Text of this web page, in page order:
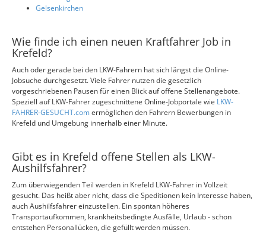
Gelsenkirchen
Wie finde ich einen neuen Kraftfahrer Job in
Krefeld?
Auch oder gerade bei den LKW-Fahrern hat sich längst die Online-
Jobsuche durchgesetzt. Viele Fahrer nutzen die gesetzlich
vorgeschriebenen Pausen für einen Blick auf offene Stellenangebote.
Speziell auf LKW-Fahrer zugeschnittene Online-Jobportale wie LKW-
FAHRER-GESUCHT.comermöglichen den Fahrern Bewerbungen in
Krefeld und Umgebung innerhalb einer Minute.
Gibt es in Krefeld offene Stellen als LKW-
Aushilfsfahrer?
Zum überwiegenden Teil werden in Krefeld LKW-Fahrer in Vollzeit
gesucht. Das heißt aber nicht, dass die Speditionen kein Interesse haben,
auch Aushilfsfahrer einzustellen. Ein spontan höheres
Transportaufkommen, krankheitsbedingte Ausfälle, Urlaub - schon
entstehen Personallücken, die gefüllt werden müssen.